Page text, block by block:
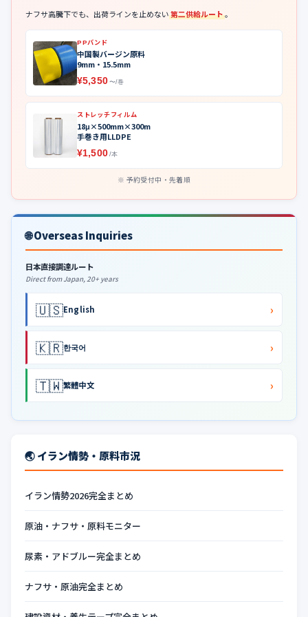
ナフサ高騰下でも、出荷ラインを止めない第二供給ルート。
PPバンド
中国製バージン原料
9mm・15.5mm
¥5,350 〜/巻
ストレッチフィルム
18μ×500mm×300m
手巻き用LLDPE
¥1,500 /本
予約受付中・先着順
🌐 Overseas Inquiries
日本直接調達ルート
Direct from Japan, 20+ years
🇺🇸English ›
🇰🇷한국어 ›
🇹🇼繁體中文 ›
🌏 イラン情勢・原料市況
イラン情勢2026完全まとめ
原油・ナフサ・原料モニター
尿素・アドブルー完全まとめ
ナフサ・原油完全まとめ